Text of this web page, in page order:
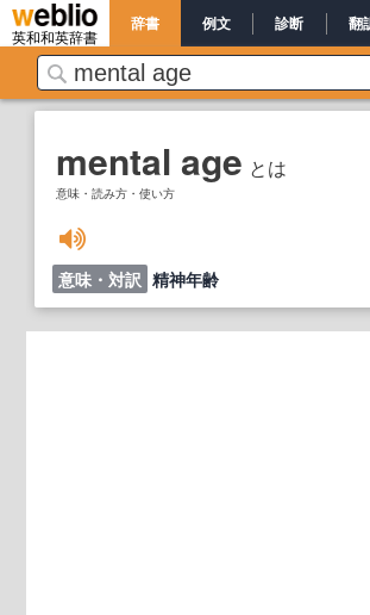
英和和英辞書
辞書 例文 診断 翻
mental age とは
意味・読み方・使い方
意味・対訳 精神年齢